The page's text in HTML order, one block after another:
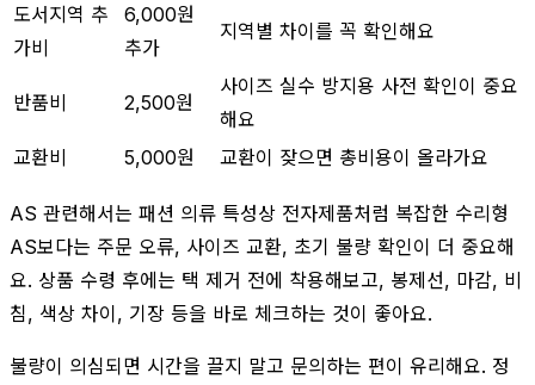
도서지역 추
가비
6,000원
추가
지역별 차이를 꼭 확인해요
반품비 2,500원
사이즈 실수 방지용 사전 확인이 중요
해요
교환비
5,000원 교환이 잦으면 총비용이 올라가요
AS 관련해서는 패션 의류 특성상 전자제품처럼 복잡한 수리형
AS보다는 주문 오류, 사이즈 교환, 초기 불량 확인이 더 중요해
요. 상품 수령 후에는 택 제거 전에 착용해보고, 봉제선, 마감, 비
침, 색상 차이, 기장 등을 바로 체크하는 것이 좋아요.
불량이 의심되면 시간을 끌지 말고 문의하는 편이 유리해요. 정